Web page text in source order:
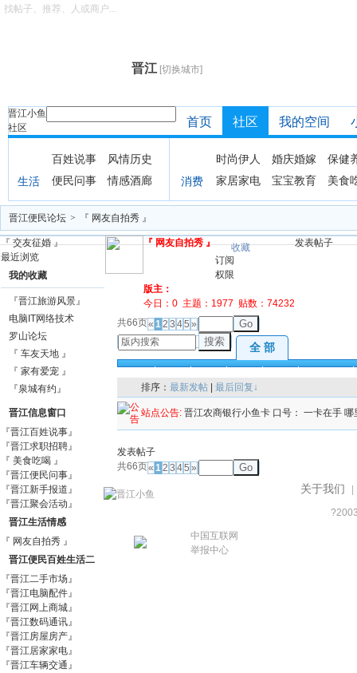
晋江 [切换城市]
晋江小鱼
社区
找帖子、推荐、人或商户...
首页 社区 我的空间
生活
百姓说事
风情历史
便民问事
情感酒廊 消费
时尚伊人 婚庆婚嫁
保健
家居家电
宝宝教育 美食
晋江便民论坛 > 『 网友自拍秀 』
『 交友征婚 』
最近浏览
我的收藏
『晋江旅游风景』
电脑IT网络技术
罗山论坛
『 车友天地 』
『 家有爱宠 』
『泉城有约』
晋江信息窗口
『晋江百姓说事』
『晋江求职招聘』
『 美食吃喝 』
『晋江便民问事』
『晋江新手报道』
『晋江聚会活动』
晋江生活情感
『 网友自拍秀 』
晋江便民百姓生活二
手信息市场
『晋江二手市场』
『晋江电脑配件』
『晋江网上商城』
『晋江数码通讯』
『晋江房屋房产』
『晋江居家家电』
『晋江车辆交通』
『 网友自拍秀 』
收藏
订阅
权限
版主：
今日： 0 主题： 1977 贴数： 74232
发表帖子
« 12 3 45 »
共66页
Go
搜索
全 部
排序： 最新发帖 最后回复↓
站点公告: 晋江农商银行小鱼卡 口号： 一卡在手
发表帖子
« 12 3 45 »
共66页 Go
关于我们
中国互联网
举报中心